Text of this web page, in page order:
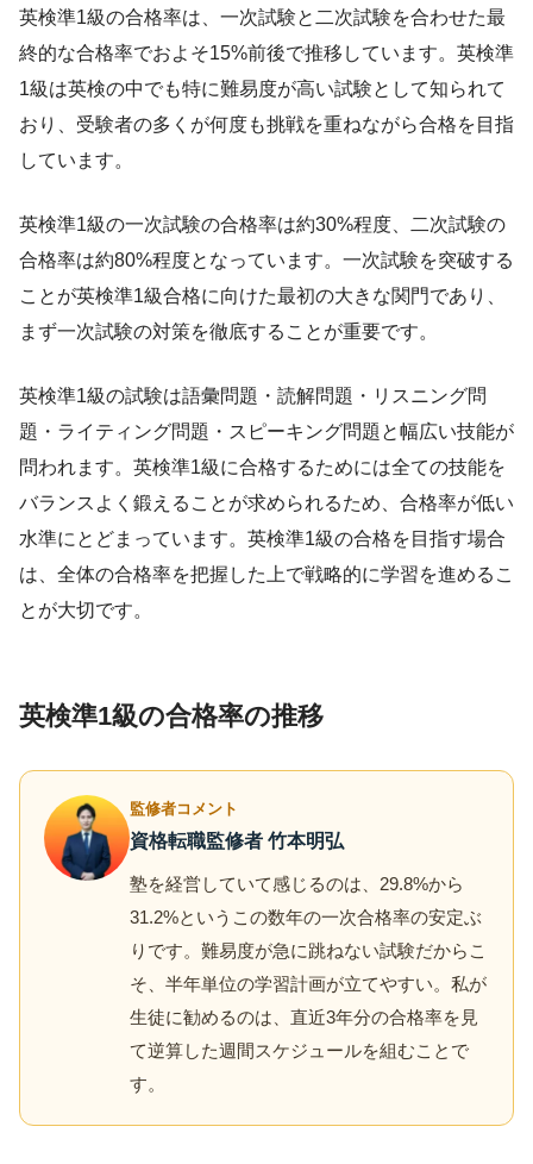
英検準1級の合格率は、一次試験と二次試験を合わせた最
終的な合格率でおよそ15%前後で推移しています。英検準
1級は英検の中でも特に難易度が高い試験として知られて
おり、受験者の多くが何度も挑戦を重ねながら合格を目指
しています。
英検準1級の一次試験の合格率は約30%程度、二次試験の
合格率は約80%程度となっています。一次試験を突破する
ことが英検準1級合格に向けた最初の大きな関門であり、
まず一次試験の対策を徹底することが重要です。
英検準1級の試験は語彙問題・読解問題・リスニング問
題・ライティング問題・スピーキング問題と幅広い技能が
問われます。英検準1級に合格するためには全ての技能を
バランスよく鍛えることが求められるため、合格率が低い
水準にとどまっています。英検準1級の合格を目指す場合
は、全体の合格率を把握した上で戦略的に学習を進めるこ
とが大切です。
英検準1級の合格率の推移
監修者コメント
資格転職監修者 竹本明弘
塾を経営していて感じるのは、29.8%から
31.2%というこの数年の一次合格率の安定ぶ
りです。難易度が急に跳ねない試験だからこ
そ、半年単位の学習計画が立てやすい。私が
生徒に勧めるのは、直近3年分の合格率を見
て逆算した週間スケジュールを組むことで
す。